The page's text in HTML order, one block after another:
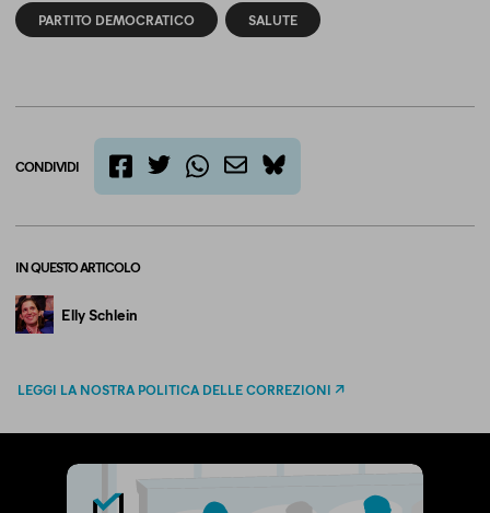
PARTITO DEMOCRATICO SALUTE
CONDIVIDI
bluesky
IN QUESTO ARTICOLO
Elly Schlein
LEGGI LA NOSTRA POLITICA DELLE CORREZIONI